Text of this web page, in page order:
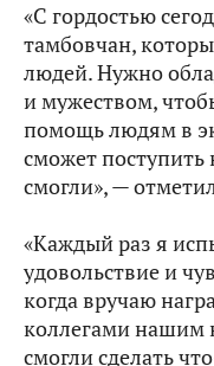
«С гордостью
тамбовчан,
людей. Нужно
и мужеством,
помощь людям в
сможет поступить
смогли», —
«Каждый раз я
удовольствие и
когда вручаю
коллегами
смогли сделать